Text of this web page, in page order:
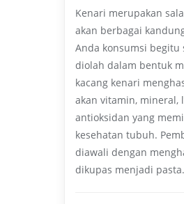
Kenari merupakan
akan berbagai
Anda konsumsi begitu
diolah dalam bentuk
kacang kenari
akan vitamin, mineral,
antioksidan yang
kesehatan tubuh.
diawali dengan
dikupas menjadi